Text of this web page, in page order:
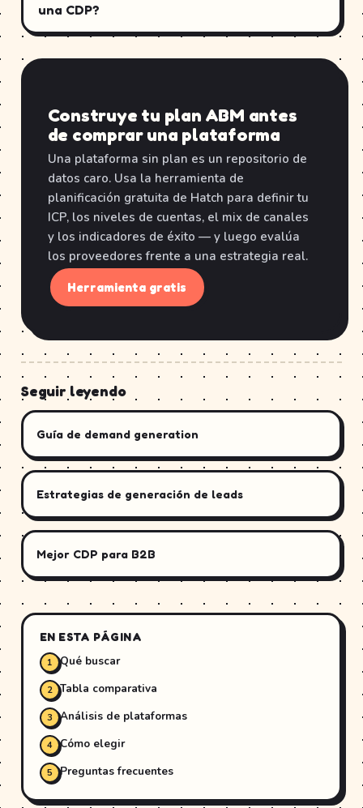
una CDP?
Construye tu plan ABM antes
de comprar una plataforma
Una plataforma sin plan es un repositorio de
datos caro. Usa la herramienta de
planificación gratuita de Hatch para definir tu
ICP, los niveles de cuentas, el mix de canales
y los indicadores de éxito — y luego evalúa
los proveedores frente a una estrategia real.
Herramienta gratis
Seguir leyendo
Guía de demand generation
Estrategias de generación de leads
Mejor CDP para B2B
EN ESTA PÁGINA
Qué buscar
Tabla comparativa
Análisis de plataformas
Cómo elegir
Preguntas frecuentes